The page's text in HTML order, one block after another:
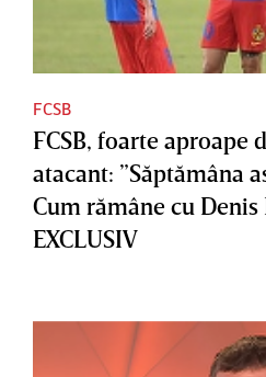
FCSB
FCSB, foarte aproape
atacant: ”Săptămâna
Cum rămâne cu Denis
EXCLUSIV